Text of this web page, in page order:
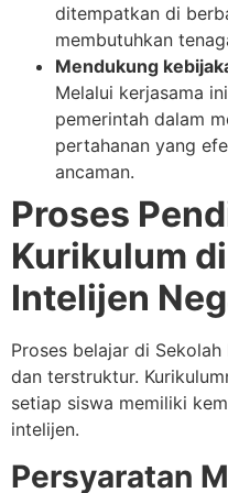
ditempatkan di
membutuhkan
Mendukung
Melalui kerjasama
pemerintah dalam
pertahanan yang
ancaman.
Proses
Kurikulum
Intelijen
Proses belajar di
dan terstruktur.
setiap siswa memiliki
intelijen.
Persyaratan